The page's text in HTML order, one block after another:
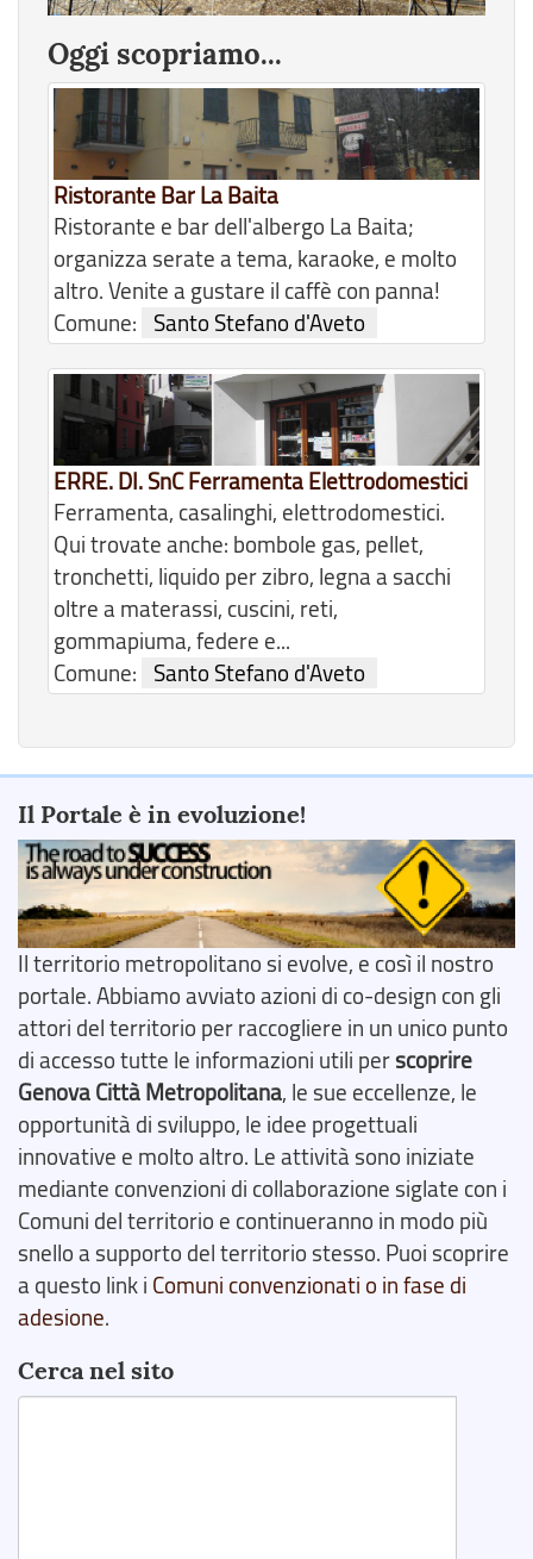
Oggi scopriamo...
Ristorante Bar La Baita
Ristorante e bar dell'albergo La Baita;
organizza serate a tema, karaoke, e molto
altro. Venite a gustare il caffè con panna!
Comune:
Santo Stefano d'Aveto
ERRE. DI. SnC Ferramenta Elettrodomestici
Ferramenta, casalinghi, elettrodomestici.
Qui trovate anche: bombole gas, pellet,
tronchetti, liquido per zibro, legna a sacchi
oltre a materassi, cuscini, reti,
gommapiuma, federe e...
Comune:
Santo Stefano d'Aveto
Il Portale è in evoluzione!
Il territorio metropolitano si evolve, e così il nostro
portale. Abbiamo avviato azioni di co-design con gli
attori del territorio per raccogliere in un unico punto
di accesso tutte le informazioni utili perscoprire
Genova Città Metropolitana, le sue eccellenze, le
opportunità di sviluppo, le idee progettuali
innovative e molto altro. Le attività sono iniziate
mediante convenzioni di collaborazione siglate con i
Comuni del territorio e continueranno in modo più
snello a supporto del territorio stesso. Puoi scoprire
a questo link i Comuni convenzionati o in fase di
adesione.
Cerca nel sito